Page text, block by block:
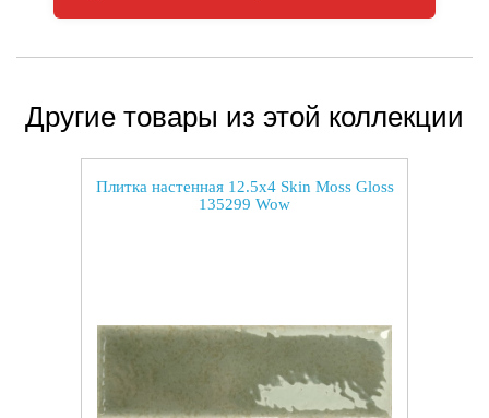
Другие товары из этой коллекции
Плитка настенная 12.5x4 Skin Moss Gloss
135299 Wow